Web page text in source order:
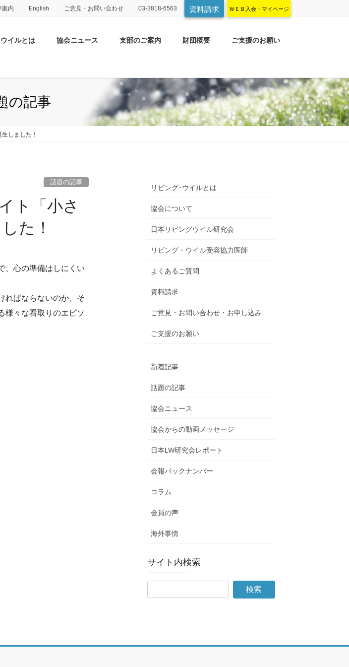
案内 English ご意見・お問い合わせ 03-3818-6563 資料請求 ＷＥＢ入会・マイページ
イルとは 協会ニュース 支部のご案内 財団概要 ご支援のお願い
の記事
しました！
話題の記事
ト「小さ
た！
、心の準備はしにくい
ればならないのか、そ
様々な看取りのエピソ
リビング･ウイルとは
協会について
日本リビングウイル研究会
リビング・ウイル受容協力医師
よくあるご質問
資料請求
ご意見・お問い合わせ・お申し込み
ご支援のお願い
新着記事
話題の記事
協会ニュース
協会からの動画メッセージ
日本LW研究会レポート
会報バックナンバー
コラム
会員の声
海外事情
サイト内検索